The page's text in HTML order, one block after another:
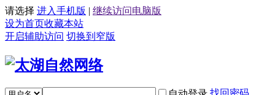
请选择 进入手机版 | 继续访问电脑版
设为首页收藏本站
开启辅助访问 切换到窄版
找回密码